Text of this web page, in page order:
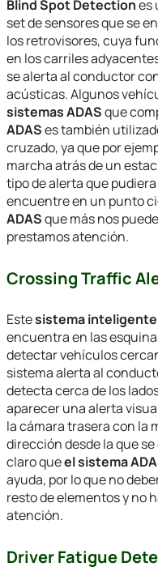
Blind Spot Detectiones
set de sensores que se
los retrovisores, cuya
en los carriles
se alerta al conductor
acústicas. Algunos
sistemas ADASque
ADASes también
cruzado, ya que por
marcha atrás de un
tipo de alerta que
encuentre en un punto
ADASque más nos
prestamos atención.
Crossing Traffic
Estesistema inteligente
encuentra en las
detectar vehículos
sistema alerta al
detecta cerca de los
aparecer una alerta
la cámara trasera con la
dirección desde la que
claro queel sistema
ayuda, por lo que no
resto de elementos y no
atención.
Driver Fatigue